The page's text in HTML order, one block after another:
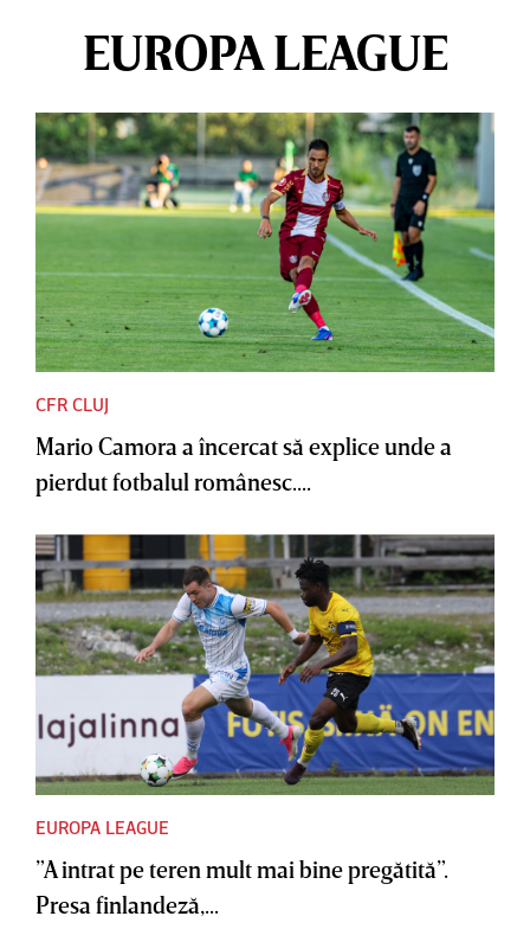
EUROPA LEAGUE
CFR CLUJ
Mario Camora a încercat să explice unde a
pierdut fotbalul românesc....
EUROPA LEAGUE
”A intrat pe teren mult mai bine pregătită”.
Presa finlandeză,...